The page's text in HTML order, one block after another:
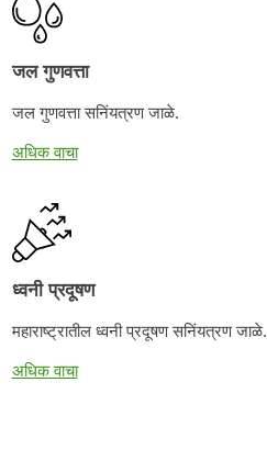
जल गुणवत्ता
जल गुणवत्ता सनिंयत्रण जाळे.
अधिक वाचा
ध्वनी प्रदूषण
महाराष्ट्रातील ध्वनी प्रदूषण सनिंयत्रण जाळे.
अधिक वाचा